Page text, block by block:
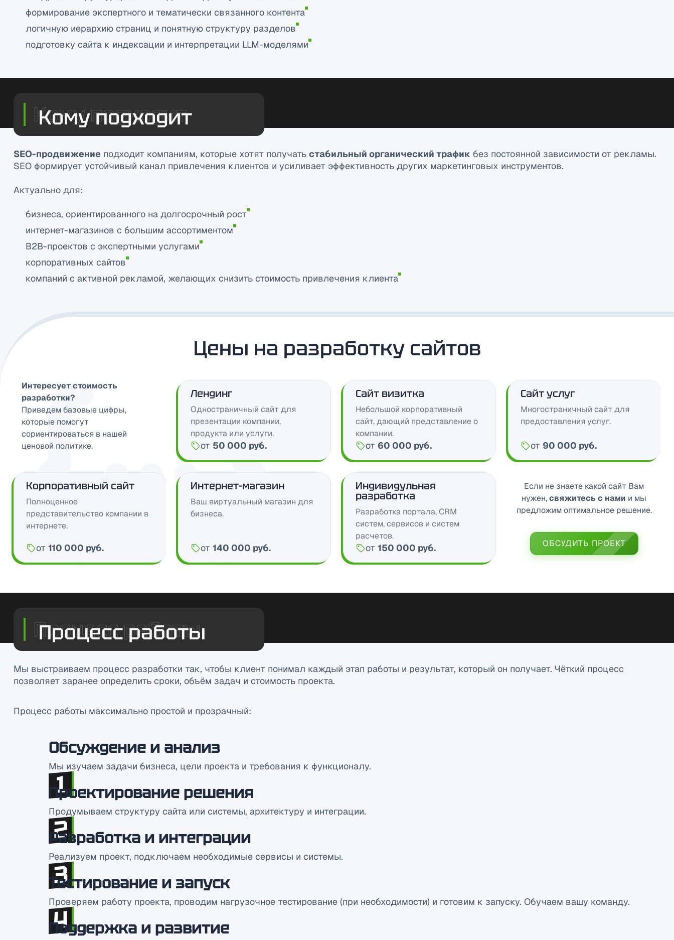
формирование экспертного и тематически связанного контента
логичную иерархию страниц и понятную структуру разделов
подготовку сайта к индексации и интерпретации LLM-моделями
Кому подходит
SEO-продвижениеподходит компаниям, которые хотят получать стабильный органический трафик без постоянной зависимости от рекламы.
SEO формирует устойчивый канал привлечения клиентов и усиливает эффективность других маркетинговых инструментов.
Актуально для:
бизнеса, ориентированного на долгосрочный рост
интернет-магазинов с большим ассортиментом
B2B-проектов с экспертными услугами
корпоративных сайтов
компаний с активной рекламой, желающих снизить стоимость привлечения клиента
Цены на разработку сайтов
Интересует стоимость
разработки?
Приведем базовые цифры,
которые помогут
сориентироваться в нашей
ценовой политике.
Лендинг
Одностраничный сайт для
презентации компании,
продукта или услуги.
Цена:
от 50 000 руб.
Сайт визитка
Небольшой корпоративный
сайт, дающий представление о
компании.
Цена:
от 60 000 руб.
Сайт услуг
Многостраничный сайт для
предоставления услуг.
Цена:
от 90 000 руб.
Корпоративный сайт
Полноценное
представительство компании в
интернете.
Цена:
от 110 000 руб.
Интернет-магазин
Ваш виртуальный магазин для
бизнеса.
Цена:
от140 000 руб.
Индивидульная
разработка
Разработка портала, CRM
систем, сервисов и систем
расчетов.
Цена:
от 150 000 руб.
Если не знаете какой сайт Вам
нужен,свяжитесь с нами и мы
предложим оптимальное решение.
ОБСУДИТЬ ПРОЕКТ
Процесс работы
Мы выстраиваем процесс разработки так, чтобы клиент понимал каждый этап работы и результат, который он получает. Чёткий процесс
позволяет заранее определить сроки, объём задач и стоимость проекта.
Процесс работы максимально простой и прозрачный:
Обсуждение и анализ
Мы изучаем задачи бизнеса, цели проекта и требования к функционалу.
Проектирование решения
Продумываем структуру сайта или системы, архитектуру и интеграции.
Разработка и интеграции
Реализуем проект, подключаем необходимые сервисы и системы.
Тестирование и запуск
Проверяем работу проекта, проводим нагрузочное тестирование (при необходимости) и готовим к запуску. Обучаем вашу команду.
Поддержка и развитие